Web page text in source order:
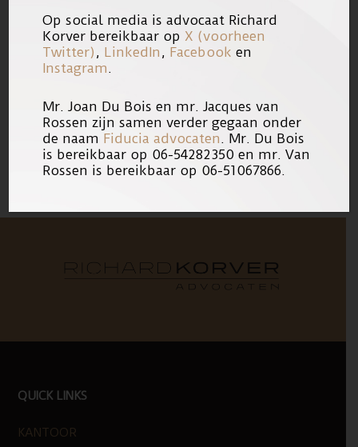
Kopie van de brief kunt u via de link
hieronder lezen.
27/06/2011Link
FOOTER
QUICK LINKS
KANTOOR
Op social media is advocaat Richard
Korver bereikbaar op X (voorheen
Twitter) , LinkedIn , Facebook en
Instagram .
Mr. Joan Du Bois en mr. Jacques van
Rossen zijn samen verder gegaan onder
de naam Fiducia advocaten . Mr. Du Bois
is bereikbaar op 06-54282350 en mr. Van
Rossen is bereikbaar op 06-51067866.